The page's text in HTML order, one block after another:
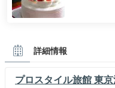
体が綺麗
詳細情報
プロスタイル旅館 東